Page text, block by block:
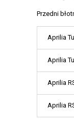
Przedni
Aprilia
Aprilia
Aprilia
Aprilia